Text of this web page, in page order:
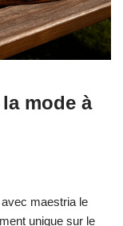
mode à
maestria le
unique sur le